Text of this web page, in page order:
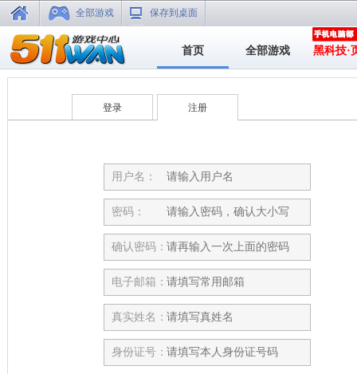
全部游戏 保存到桌面
首页 全部游戏 黑科技·
登录 注册
用户名：
密码：
确认密码：
电子邮箱：
真实姓名：
身份证号：